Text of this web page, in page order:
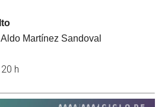
Martínez Sandoval
20 h